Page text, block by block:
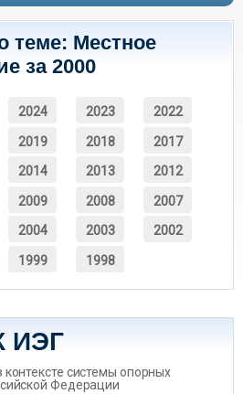
теме: Местное
за 2000
2024 2023 2022
2019 2018 2017
2014 2013 2012
2009 2008 2007
2004 2003 2002
1999 1998
ИЭГ
системы опорных
Федерации